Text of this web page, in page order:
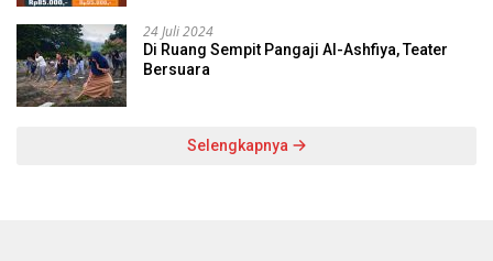
24 Juli 2024
Di Ruang Sempit Pangaji Al-Ashfiya, Teater
Bersuara
Selengkapnya